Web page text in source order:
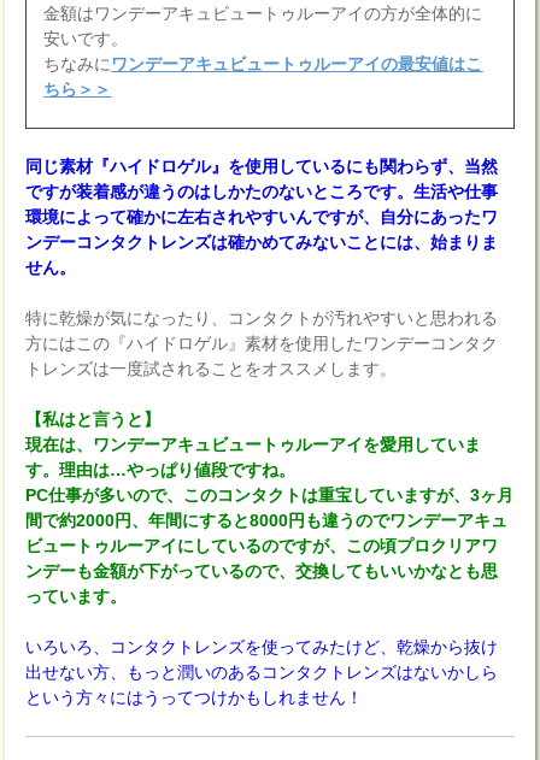
金額はワンデーアキュビュートゥルーアイの方が全体的に
安いです。
ちなみにワンデーアキュビュートゥルーアイの最安値はこ
ちら＞＞
同じ素材『ハイドロゲル』を使用しているにも関わらず、当然
ですが装着感が違うのはしかたのないところです。生活や仕事
環境によって確かに左右されやすいんですが、自分にあったワ
ンデーコンタクトレンズは確かめてみないことには、始まりま
せん。
特に乾燥が気になったり、コンタクトが汚れやすいと思われる
方にはこの『ハイドロゲル』素材を使用したワンデーコンタク
トレンズは一度試されることをオススメします。
【私はと言うと】
現在は、ワンデーアキュビュートゥルーアイを愛用していま
す。理由は…やっぱり値段ですね。
PC仕事が多いので、このコンタクトは重宝していますが、3ヶ月
間で約2000円、年間にすると8000円も違うのでワンデーアキュ
ビュートゥルーアイにしているのですが、この頃プロクリアワ
ンデーも金額が下がっているので、交換してもいいかなとも思
っています。
いろいろ、コンタクトレンズを使ってみたけど、乾燥から抜け
出せない方、もっと潤いのあるコンタクトレンズはないかしら
という方々にはうってつけかもしれません！